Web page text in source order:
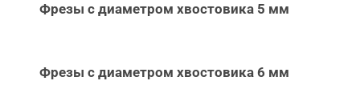
Фрезы с диаметром хвостовика 5 мм
Фрезы с диаметром хвостовика 6 мм